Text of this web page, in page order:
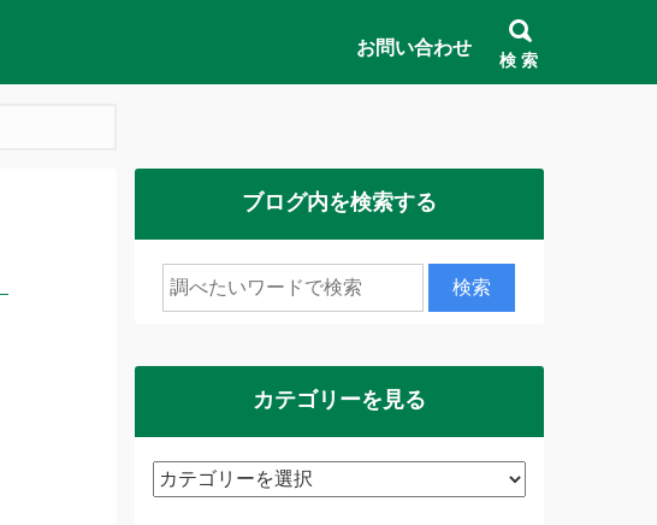
お問い合わせ
検 索
ブログ内を検索する
カテゴリーを見る
カ